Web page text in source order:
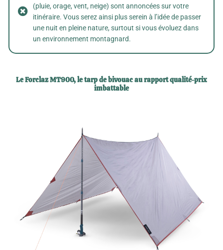
(pluie, orage, vent, neige) sont annoncées sur votre
itinéraire. Vous serez ainsi plus serein à l’idée de passer
une nuit en pleine nature, surtout si vous évoluez dans
un environnement montagnard.
Le Forclaz MT900, le tarp de bivouac au rapport qualité-prix
imbattable